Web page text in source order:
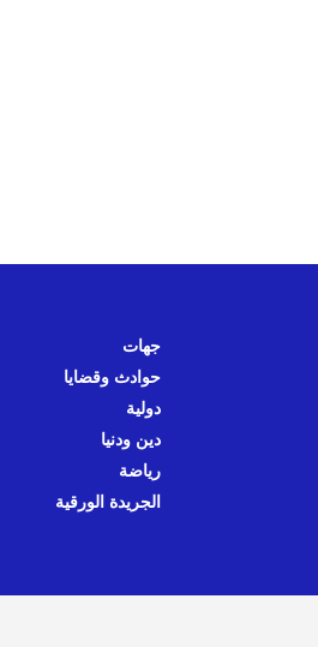
جهات
حوادث وقضايا
دولية
دين ودنيا
رياضة
الجريدة الورقية